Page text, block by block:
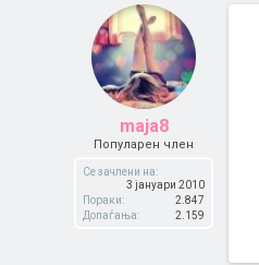
maja8
Популарен член
Се зачлени на:
3 јануари 2010
Пораки:
2.847
Допаѓања:
2.159